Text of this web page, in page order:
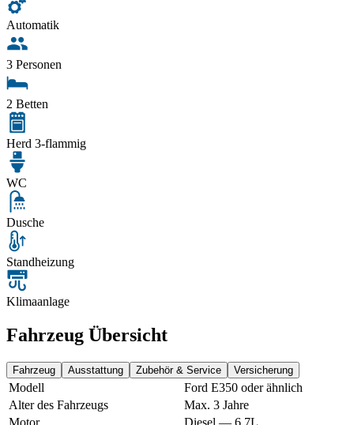
Automatik
3 Personen
2 Betten
Herd 3-flammig
WC
Dusche
Standheizung
Klimaanlage
Fahrzeug Übersicht
Fahrzeug Ausstattung Zubehör & Service Versicherung
Modell
Ford E350 oder ähnlich
Alter des Fahrzeugs
Max. 3 Jahre
Motor
Diesel — 6,7L